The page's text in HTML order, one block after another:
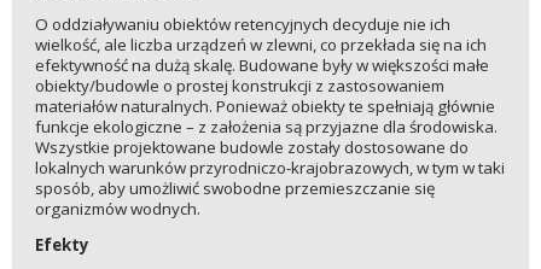
O oddziaływaniu obiektów retencyjnych decyduje nie ich
wielkość, ale liczba urządzeń w zlewni, co przekłada się na ich
efektywność na dużą skalę. Budowane były w większości małe
obiekty/budowle o prostej konstrukcji z zastosowaniem
materiałów naturalnych. Ponieważ obiekty te spełniają głównie
funkcje ekologiczne – z założenia są przyjazne dla środowiska.
Wszystkie projektowane budowle zostały dostosowane do
lokalnych warunków przyrodniczo-krajobrazowych, w tym w taki
sposób, aby umożliwić swobodne przemieszczanie się
organizmów wodnych.
Efekty